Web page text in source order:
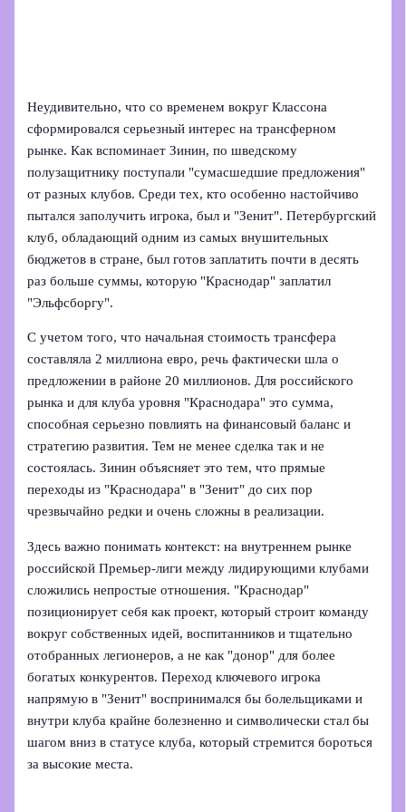
Неудивительно, что со временем вокруг Классона
сформировался серьезный интерес на трансферном
рынке. Как вспоминает Зинин, по шведскому
полузащитнику поступали "сумасшедшие предложения"
от разных клубов. Среди тех, кто особенно настойчиво
пытался заполучить игрока, был и "Зенит". Петербургский
клуб, обладающий одним из самых внушительных
бюджетов в стране, был готов заплатить почти в десять
раз больше суммы, которую "Краснодар" заплатил
"Эльфсборгу".
С учетом того, что начальная стоимость трансфера
составляла 2 миллиона евро, речь фактически шла о
предложении в районе 20 миллионов. Для российского
рынка и для клуба уровня "Краснодара" это сумма,
способная серьезно повлиять на финансовый баланс и
стратегию развития. Тем не менее сделка так и не
состоялась. Зинин объясняет это тем, что прямые
переходы из "Краснодара" в "Зенит" до сих пор
чрезвычайно редки и очень сложны в реализации.
Здесь важно понимать контекст: на внутреннем рынке
российской Премьер-лиги между лидирующими клубами
сложились непростые отношения. "Краснодар"
позиционирует себя как проект, который строит команду
вокруг собственных идей, воспитанников и тщательно
отобранных легионеров, а не как "донор" для более
богатых конкурентов. Переход ключевого игрока
напрямую в "Зенит" воспринимался бы болельщиками и
внутри клуба крайне болезненно и символически стал бы
шагом вниз в статусе клуба, который стремится бороться
за высокие места.